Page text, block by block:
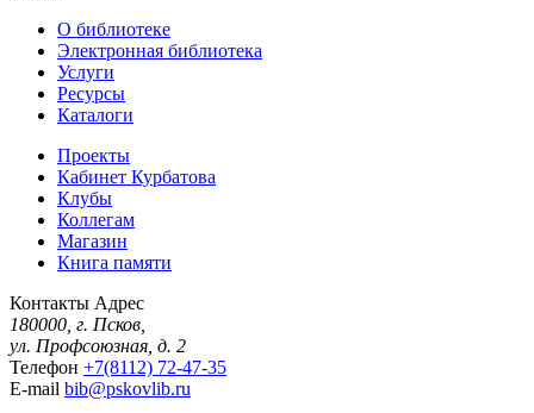
О библиотеке
Электронная библиотека
Услуги
Ресурсы
Каталоги
Проекты
Кабинет Курбатова
Клубы
Коллегам
Магазин
Книга памяти
Контакты Адрес
180000, г. Псков,
ул. Профсоюзная, д. 2
Телефон +7(8112) 72-47-35
E-mail bib@pskovlib.ru